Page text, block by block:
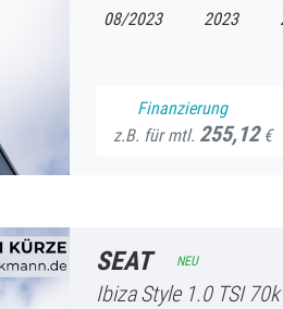
08/2023 2023
Finanzierung
z.B. für mtl. 255,12€
SEAT NEU
IbizaStyle 1.0 TSI 70kW